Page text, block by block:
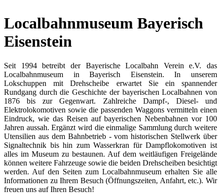
Localbahnmuseum Bayerisch
Eisenstein
Seit 1994 betreibt der Bayerische Localbahn Verein e.V. das
Localbahnmuseum in Bayerisch Eisenstein. In unserem
Lokschuppen mit Drehscheibe erwartet Sie ein spannender
Rundgang durch die Geschichte der bayerischen Localbahnen von
1876 bis zur Gegenwart. Zahlreiche Dampf-, Diesel- und
Elektrolokomotiven sowie die passenden Waggons vermitteln einen
Eindruck, wie das Reisen auf bayerischen Nebenbahnen vor 100
Jahren aussah. Ergänzt wird die einmalige Sammlung durch weitere
Utensilien aus dem Bahnbetrieb - vom historischen Stellwerk über
Signaltechnik bis hin zum Wasserkran für Dampflokomotiven ist
alles im Museum zu bestaunen. Auf dem weitläufigen Freigelände
können weitere Fahrzeuge sowie die beiden Drehscheiben besichtigt
werden. Auf den Seiten zum Localbahnmuseum erhalten Sie alle
Informationen zu Ihrem Besuch (Öffnungszeiten, Anfahrt, etc.). Wir
freuen uns auf Ihren Besuch!